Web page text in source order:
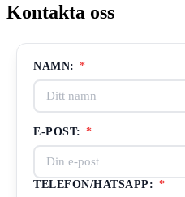
Kontakta oss
NAMN: *
E-POST: *
TELEFON/HATSAPP: *